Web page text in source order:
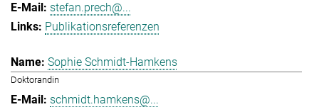
stefan.prech@...
Publikationsreferenzen
Sophie Schmidt-Hamkens
Doktorandin
schmidt.hamkens@...